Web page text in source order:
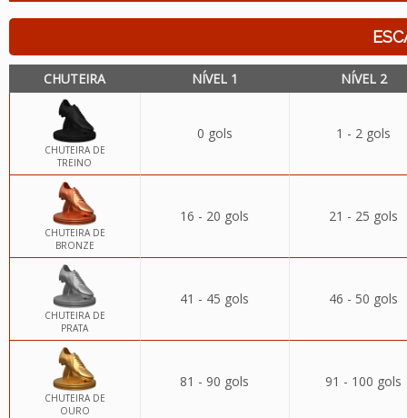
CHUTEIRA NÍVEL 1 NÍVEL 2
CHUTEIRA DE
TREINO
0 gols 1 - 2 gols
CHUTEIRA DE
BRONZE
16 - 20 gols 21 - 25 gols
CHUTEIRA DE
PRATA
41 - 45 gols 46 - 50 gols
CHUTEIRA DE
OURO
81 - 90 gols 91 - 100 gols